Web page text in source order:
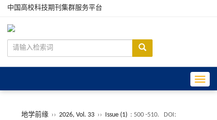
中国高校科技期刊集群服务平台
地学前缘 ›› 2026, Vol. 33 ›› Issue (1) : 500 -510.
DOI: